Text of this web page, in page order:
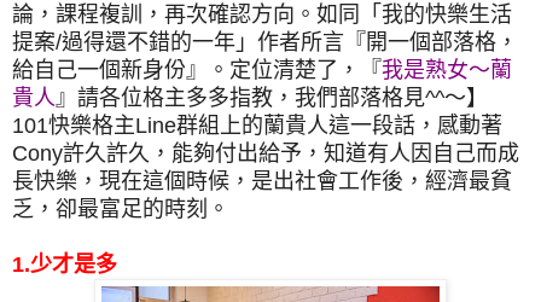
論，課程複訓，再次確認方向。如同「我的快樂生活
提案/過得還不錯的一年」作者所言『開一個部落格，
給自己一個新身份』。定位清楚了，『我是熟女～蘭
貴人 』請各位格主多多指教，我們部落格見^^～】
101快樂格主Line群組上的蘭貴人這一段話，感動著
Cony許久許久，能夠付出給予，知道有人因自己而成
長快樂，現在這個時候，是出社會工作後，經濟最貧
乏，卻最富足的時刻。
1.少才是多